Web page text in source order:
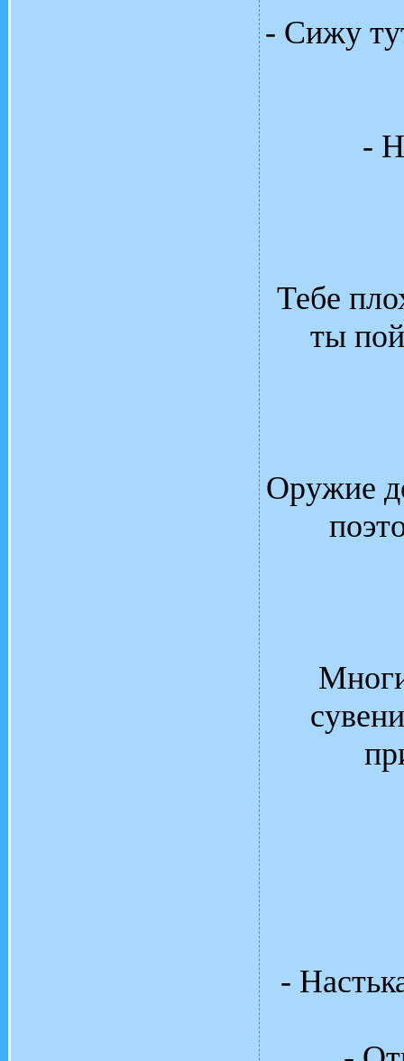
- Сижу
-
Тебе
ты
Оружие
-